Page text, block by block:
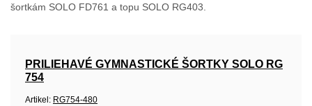
šortkám SOLO FD761 a topu SOLO RG403.
PRILIEHAVÉ GYMNASTICKÉ ŠORTKY SOLO RG
754
Artikel: RG754-480